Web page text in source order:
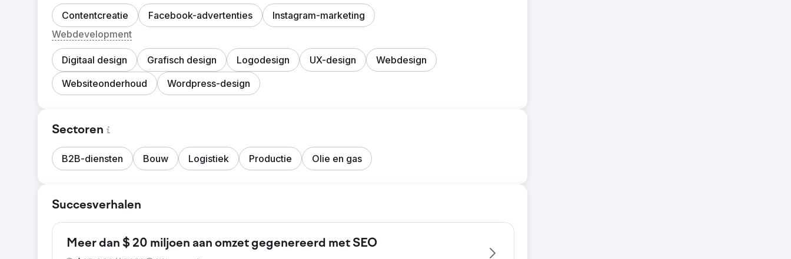
Contentcreatie Facebook-advertenties
Instagram-marketing
Webdevelopment
Digitaal design Grafisch design Logodesign UX-design
Webdesign
Websiteonderhoud
Wordpress-design
Sectoren
B2B-diensten Bouw Logistiek Productie Olie en gas
Succesverhalen
Meer dan $ 20 miljoen aan omzet gegenereerd met SEO